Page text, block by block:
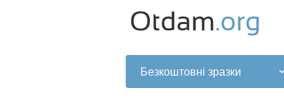
English
Русский
Українська
Безкоштовні зразки